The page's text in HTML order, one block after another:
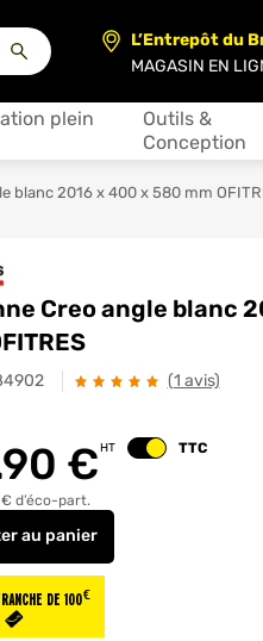
L’Entrepôt du
Choisir un
plein
Outils &
Conception
blanc 2016 x 400 x 580 mm
Creo angle blanc
(1 avis)
HT Changer le prix
TTC
€
d’éco-part.
au panier
DE 100€
SUR LA CARTE SOURIRE